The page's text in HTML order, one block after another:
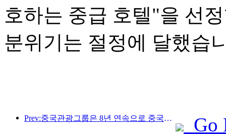
호하는 중급 호텔"을 선
분위기는 절정에 달했습
Prev:중국관광그룹은 8년 연속으로 중국국제수입박람회에 참가하여 10억 달러 이상의 계약을 체결했습니다.
Go